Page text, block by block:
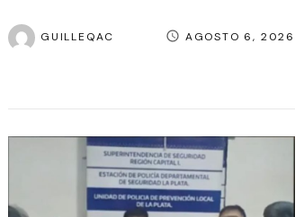
GUILLEQAC AGOSTO 6, 2026